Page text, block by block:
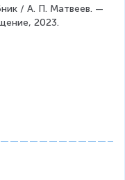
/ А. П. Матвеев. —
2023.